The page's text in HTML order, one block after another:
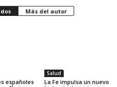
Más del autor
españoles
Salud
La Fe impulsa un nuevo